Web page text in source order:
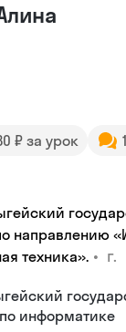
₽ за урок
направлению
техника». • г.
информатике